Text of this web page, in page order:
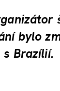
bylo
Brazílií.